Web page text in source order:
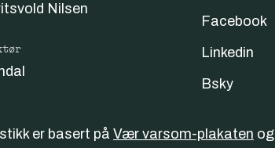
Nilsen
Facebook
Linkedin
Bsky
er basert på Vær varsom-plakaten og